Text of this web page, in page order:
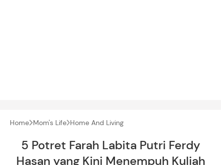
Home Mom's Life Home And Living
5 Potret Farah Labita Putri Ferdy
Hasan yang Kini Menempuh Kuliah